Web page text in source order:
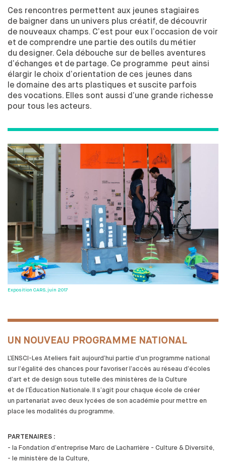
PARTENAIRES
L’ENTREPRISE AU CŒUR DE L’ÉCOLE
LES MODALITÉS DE PARTENARIATS
VOUS CHERCHEZ UN STAGIAIRE
MÉCÉNAT
TAXE D'APPRENTISSAGE
INTERNATIONAL
MEDES UNE SPÉCIFICITÉ
STAGES & ÉCHANGES ACADÉMIQUES INTERNATIONAUX
SORTANTS
ÉTABLI LE PODCAST DE L'ENSCI-LES
ATELIERS
Ces rencontres permettent aux jeunes stagiaires
de baigner dans un univers plus créatif, de découvrir
de nouveaux champs. C’est pour eux l’occasion de voir
et de comprendre une partie des outils du métier
du designer. Cela débouche sur de belles aventures
d’échanges et de partage. Ce programme peut ainsi
élargir le choix d’orientation de ces jeunes dans
le domaine des arts plastiques et suscite parfois
des vocations. Elles sont aussi d’une grande richesse
pour tous les acteurs.
Exposition CARS, juin 2017
UN NOUVEAU PROGRAMME NATIONAL
L’ENSCI-Les Ateliers fait aujourd’hui partie d’un programme national
sur l’égalité des chances pour favoriser l’accès au réseau d’écoles
d’art et de design sous tutelle des ministères de la Culture
et de l’Éducation Nationale. Il s’agit pour chaque école de créer
un partenariat avec deux lycées de son académie pour mettre en
place les modalités du programme.
PARTENAIRES :
- la Fondation d’entreprise Marc de Lacharrière - Culture & Diversité,
- le ministère de la Culture,